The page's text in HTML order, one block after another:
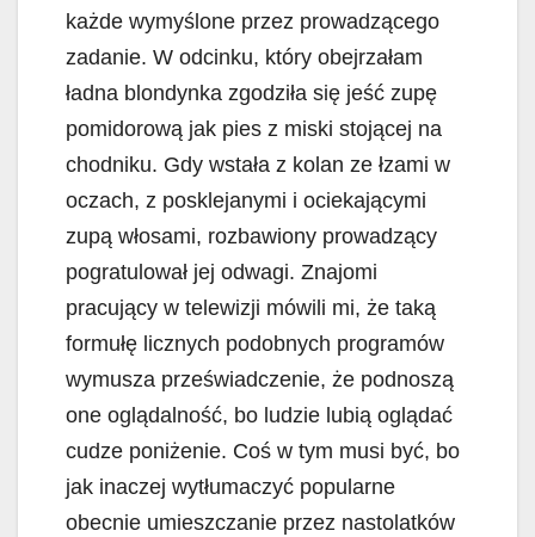
każde wymyślone przez prowadzącego
zadanie. W odcinku, który obejrzałam
ładna blondynka zgodziła się jeść zupę
pomidorową jak pies z miski stojącej na
chodniku. Gdy wstała z kolan ze łzami w
oczach, z posklejanymi i ociekającymi
zupą włosami, rozbawiony prowadzący
pogratulował jej odwagi. Znajomi
pracujący w telewizji mówili mi, że taką
formułę licznych podobnych programów
wymusza przeświadczenie, że podnoszą
one oglądalność, bo ludzie lubią oglądać
cudze poniżenie. Coś w tym musi być, bo
jak inaczej wytłumaczyć popularne
obecnie umieszczanie przez nastolatków